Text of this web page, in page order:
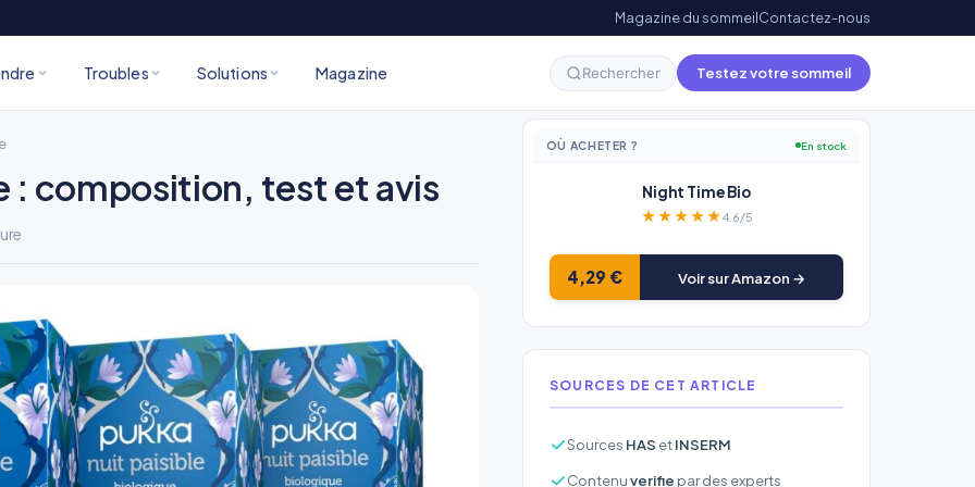
Magazine du sommeilContactez-nous
Troubles Solutions Magazine Rechercher Testez votre sommeil
: composition, test et avis
OÙ ACHETER ? En stock
Night Time Bio
★★★★★4.6/5
4,29 € Voir sur Amazon →
SOURCES DE CET ARTICLE
Sources HAS etINSERM
Contenuverifie par des experts